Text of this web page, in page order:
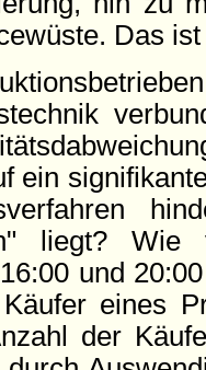
Das
ein
liegt?
und
eines
der